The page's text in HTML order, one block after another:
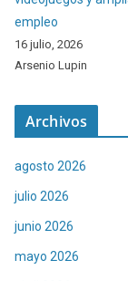
empleo
16 julio, 2026
Arsenio Lupin
Archivos
agosto 2026
julio 2026
junio 2026
mayo 2026